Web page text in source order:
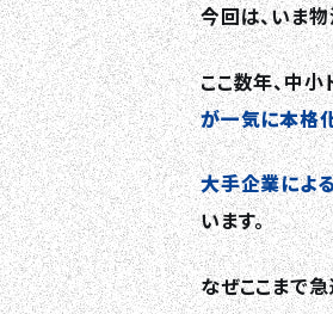
今回は、いま
ここ数年、中
が一気に本格
大手企業によ
います。
なぜここまで